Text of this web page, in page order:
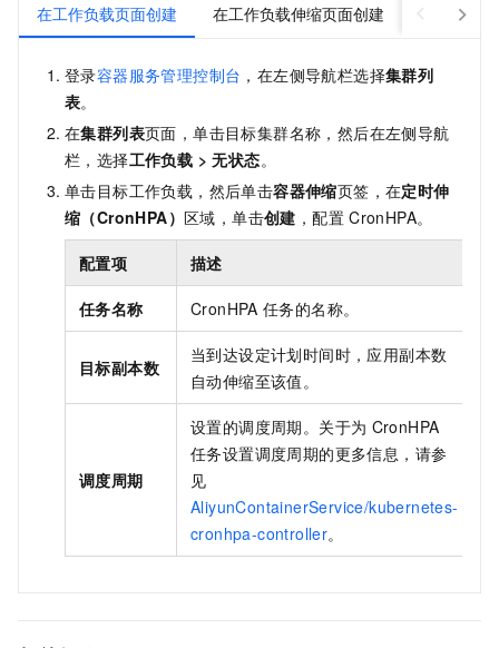
在工作负载页面创建 在工作负载伸缩页面创建 通过
登录容器服务管理控制台 ，在左侧导航栏选择集群列
表。
在集群列表页面，单击目标集群名称，然后在左侧导航
栏，选择工作负载 >无状态。
单击目标工作负载，然后单击容器伸缩页签，在定时伸
缩（CronHPA） 区域，单击创建 ，配置 CronHPA。
配置项 描述
任务名称 CronHPA 任务的名称。
目标副本数
当到达设定计划时间时，应用副本数
自动伸缩至该值。
调度周期
设置的调度周期。关于为 CronHPA
任务设置调度周期的更多信息，请参
见
AliyunContainerService/kubernetes-
cronhpa-controller。